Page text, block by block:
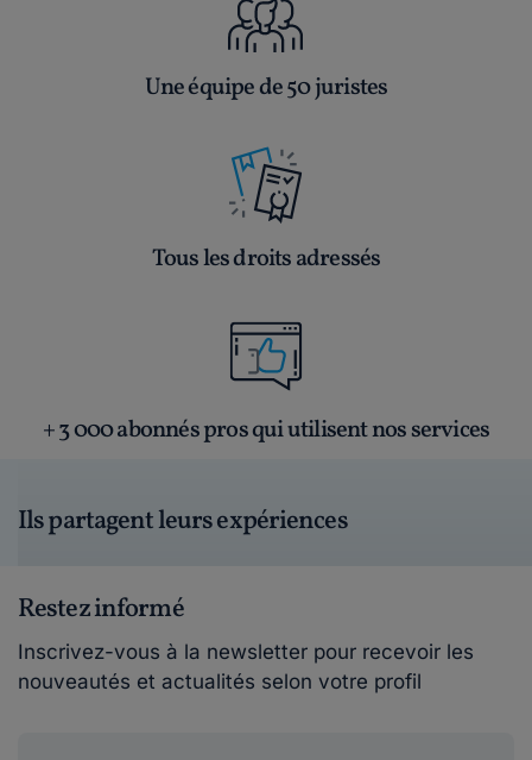
Une équipe de 50 juristes
Tous les droits adressés
+ 3 000 abonnés pros qui utilisent nos services
Ils partagent leurs expériences
Restez informé
Inscrivez-vous à la newsletter pour recevoir les
nouveautés et actualités selon votre profil